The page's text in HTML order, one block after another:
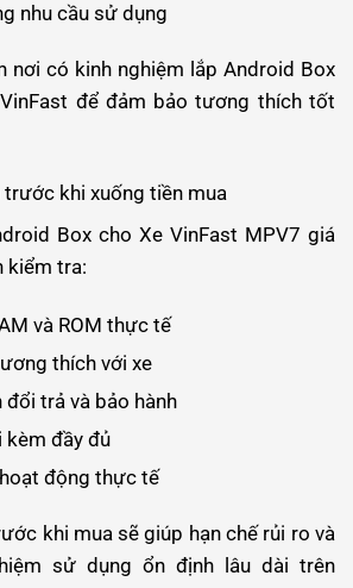
nhu cầu sử dụng
nơi có kinh nghiệm lắp Android Box
để đảm bảo tương thích tốt
khi xuống tiền mua
Box cho Xe VinFast MPV7 giá
kiểm tra:
và ROM thực tế
thích với xe
đổi trả và bảo hành
kèm đầy đủ
động thực tế
khi mua sẽ giúp hạn chế rủi ro và
sử dụng ổn định lâu dài trên